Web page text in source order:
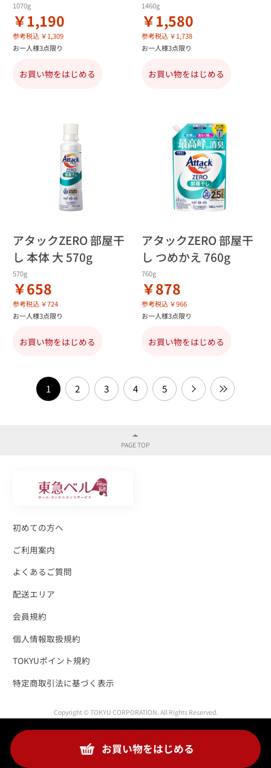
1070g
￥1,190
参考税込 ￥1,309
お一人様3点限り
お買い物をはじめる
1460g
￥1,580
参考税込 ￥1,738
お一人様3点限り
お買い物をはじめる
アタックZERO 部屋干
し 本体 大 570g
570g
￥658
参考税込 ￥724
お一人様3点限り
お買い物をはじめる
アタックZERO 部屋干
し つめかえ 760g
760g
￥878
参考税込 ￥966
お一人様3点限り
お買い物をはじめる
1 2 3 4 5
お買い物をはじめる
初めての方へ
ご利用案内
よくあるご質問
配送エリア
会員規約
個人情報取扱規約
TOKYUポイント規約
特定商取引法に基づく表示
Copyright © TOKYU CORPORATION. All Rights Reserved.